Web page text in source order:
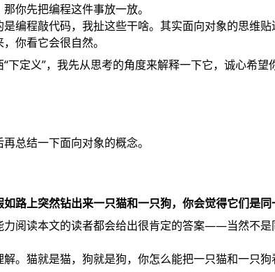
你先把编程这件事放一放。
编程敲代码，我扯这些干啥。其实面向对象的思维
你看它会很自然。
下定义”，我先从思考的角度来解释一下它，诚心希
总结一下面向对象的概念。
路上突然钻出来一只猫和一只狗，你会觉得它们是同
力阅读本文的读者都会给出很肯定的答案——当然不是
。猫就是猫，狗就是狗，你怎么能把一只猫和一只狗